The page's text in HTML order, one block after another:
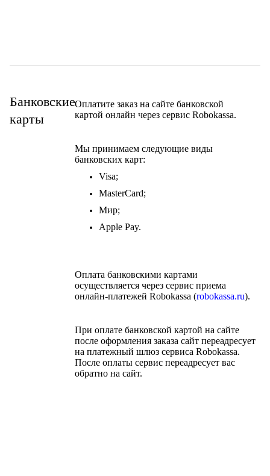
Банковские
карты
Оплатите заказ на сайте банковской
картой онлайн через сервис Robokassa.
Мы принимаем следующие виды
банковских карт:
Visa;
MasterCard;
Мир;
Apple Pay.
Оплата банковскими картами
осуществляется через сервис приема
онлайн-платежей Robokassa (robokassa.ru).
При оплате банковской картой на сайте
после оформления заказа сайт переадресует
на платежный шлюз сервиса Robokassa.
После оплаты сервис переадресует вас
обратно на сайт.